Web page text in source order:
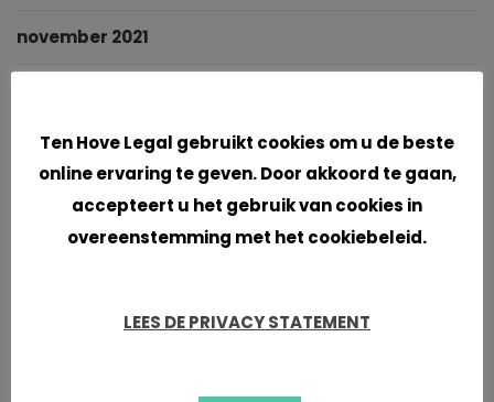
november 2021
september 2021
juni 2021
Ten Hove Legal gebruikt cookies om u de beste
online ervaring te geven. Door akkoord te gaan,
accepteert u het gebruik van cookies in
overeenstemming met het cookiebeleid.
LEES DE PRIVACY STATEMENT